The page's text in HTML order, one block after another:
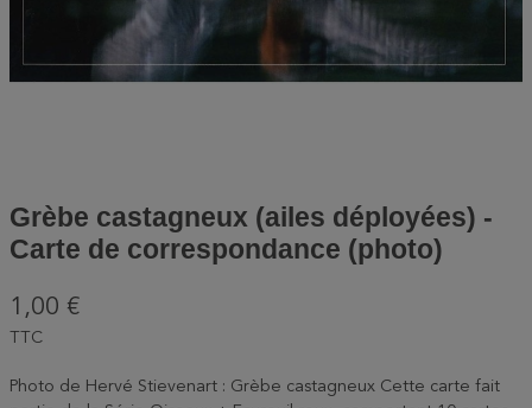
Grèbe castagneux (ailes déployées) -
Carte de correspondance (photo)
1,00 €
TTC
Photo de Hervé Stievenart : Grèbe castagneux Cette carte fait